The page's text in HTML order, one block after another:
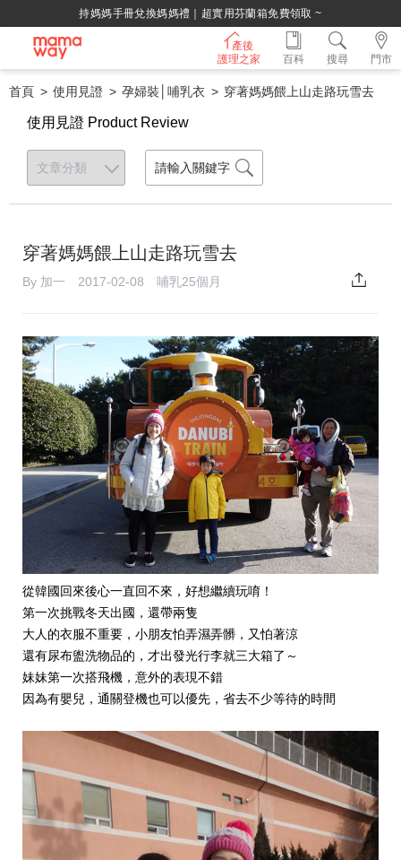
持媽媽手冊兌換媽媽禮｜超實用芬蘭箱免費領取 ~
產後
護理之家
門市
百科 搜尋
首頁 使用見證 孕婦裝│哺乳衣 穿著媽媽餵上山走路玩雪去
使用見證 Product Review
穿著媽媽餵上山走路玩雪去
By 加一 2017-02-08 哺乳25個月
從韓國回來後心一直回不來，好想繼續玩唷！
第一次挑戰冬天出國，還帶兩隻
大人的衣服不重要，小朋友怕弄濕弄髒，又怕著涼
還有尿布盥洗物品的，才出發光行李就三大箱了～
妹妹第一次搭飛機，意外的表現不錯
因為有嬰兒，通關登機也可以優先，省去不少等待的時間